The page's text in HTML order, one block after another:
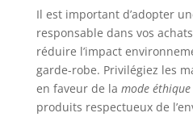
Il est important d’adopter
responsable dans vos
réduire l’impact
garde-robe. Privilégiez les
en faveur de la mode éthique
produits respectueux de